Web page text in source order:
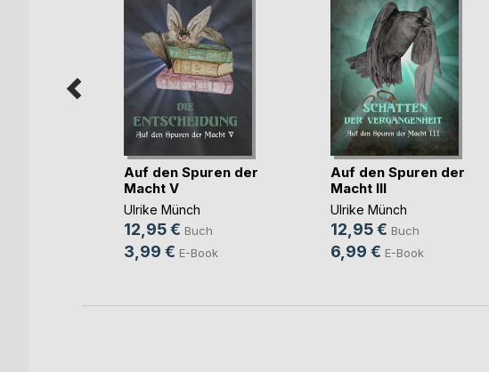
Auf den Spuren der
Macht V
Ulrike Münch
12,95 € Buch
3,99 € E-Book
Auf den Spuren der
Macht III
Ulrike Münch
12,95 € Buch
6,99 € E-Book